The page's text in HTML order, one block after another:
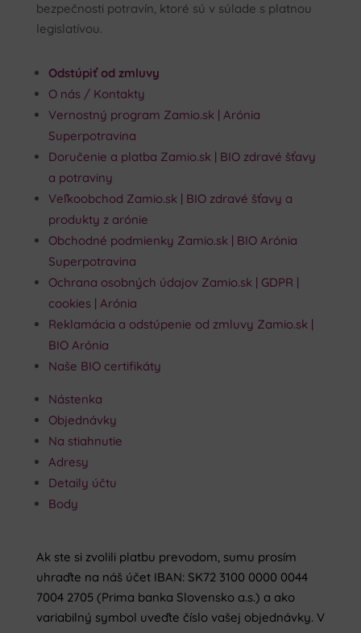
bezpečnosti potravín, ktoré sú v súlade s platnou
legislatívou.
Odstúpiť od zmluvy
O nás / Kontakty
Vernostný program Zamio.sk | Arónia
Superpotravina
Doručenie a platba Zamio.sk | BIO zdravé šťavy
a potraviny
Veľkoobchod Zamio.sk | BIO zdravé šťavy a
produkty z arónie
Obchodné podmienky Zamio.sk | BIO Arónia
Superpotravina
Ochrana osobných údajov Zamio.sk | GDPR |
cookies | Arónia
Reklamácia a odstúpenie od zmluvy Zamio.sk |
BIO Arónia
Naše BIO certifikáty
Nástenka
Objednávky
Na stiahnutie
Adresy
Detaily účtu
Body
Ak ste si zvolili platbu prevodom, sumu prosím
uhraďte na náš účet IBAN: SK72 3100 0000 0044
7004 2705 (Prima banka Slovensko a.s.) a ako
variabilný symbol uveďte číslo vašej objednávky. V